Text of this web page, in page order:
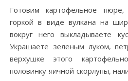
Готовим картофельное пюре,
горкой в виде вулкана на
вокруг него выкладываете
Украшаете зеленым луком,
верхушке этого
половинку яичной скорлупы,